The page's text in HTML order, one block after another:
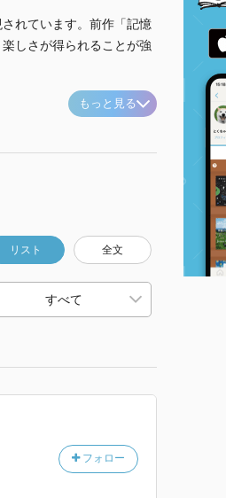
れています。前作「記憶
しさが得られることが強
もっと見る
リスト 全文
フォロー